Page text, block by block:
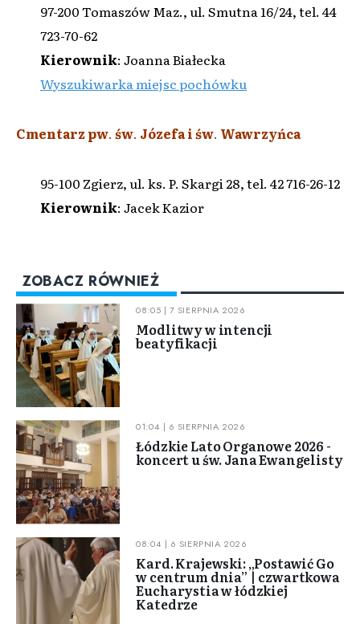
97-200 Tomaszów Maz., ul. Smutna 16/24, tel. 44
723-70-62
Kierownik: Joanna Białecka
Wyszukiwarka miejsc pochówku
Cmentarz pw. św. Józefa i św. Wawrzyńca
95-100 Zgierz, ul. ks. P. Skargi 28, tel. 42 716-26-12
Kierownik: Jacek Kazior
ZOBACZ RÓWNIEŻ
08:05 | 7 SIERPNIA 2026
Modlitwy w intencji
beatyfikacji
01:04 | 6 SIERPNIA 2026
Łódzkie Lato Organowe 2026 -
koncert u św. Jana Ewangelisty
08:04 | 6 SIERPNIA 2026
Kard. Krajewski: „Postawić Go
w centrum dnia” | czwartkowa
Eucharystia w łódzkiej
Katedrze